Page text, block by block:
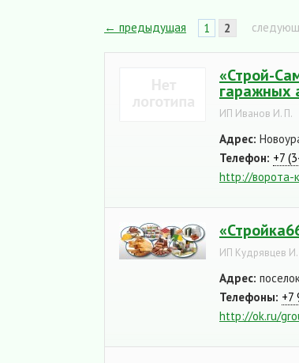
← предыдущая 1 2
«Строй-
гаражных
ИП Иванов И. П.
Адрес:
Телефон: +7
http://ворота-
ИП Кудрявцев И.
Адрес:
Телефоны: +7
http://ok.ru/